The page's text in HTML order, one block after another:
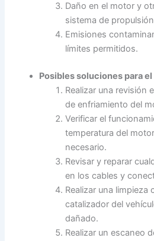
Daño en el motor y
sistema de
Emisiones
límites permitidos.
Posibles soluciones para
Realizar una revisión
de enfriamiento del
Verificar el
temperatura del
necesario.
Revisar y reparar
en los cables y
Realizar una limpieza
catalizador del
dañado.
Realizar un escaneo